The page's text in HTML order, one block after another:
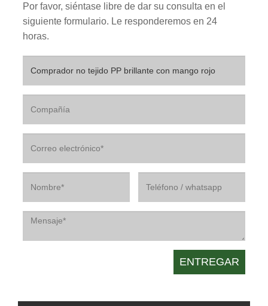
Por favor, siéntase libre de dar su consulta en el
siguiente formulario. Le responderemos en 24
horas.